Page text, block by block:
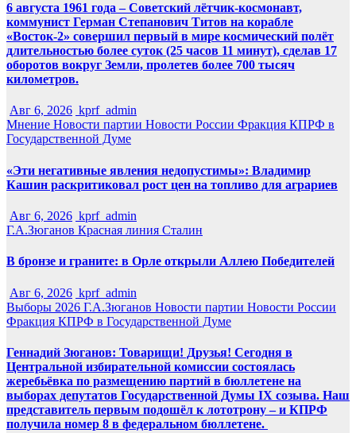
6 августа 1961 года – Советский лётчик-космонавт,
коммунист Герман Степанович Титов на корабле
«Восток-2» совершил первый в мире космический полёт
длительностью более суток (25 часов 11 минут), сделав 17
оборотов вокруг Земли, пролетев более 700 тысяч
километров.
Авг 6, 2026 kprf_admin
Мнение Новости партии Новости России Фракция КПРФ в
Государственной Думе
«Эти негативные явления недопустимы»: Владимир
Кашин раскритиковал рост цен на топливо для аграриев
Авг 6, 2026 kprf_admin
Г.А.Зюганов Красная линия Сталин
В бронзе и граните: в Орле открыли Аллею Победителей
Авг 6, 2026 kprf_admin
Выборы 2026 Г.А.Зюганов Новости партии Новости России
Фракция КПРФ в Государственной Думе
Геннадий Зюганов: Товарищи! Друзья! Сегодня в
Центральной избирательной комиссии состоялась
жеребьёвка по размещению партий в бюллетене на
выборах депутатов Государственной Думы IX созыва. Наш
представитель первым подошёл к лототрону – и КПРФ
получила номер 8 в федеральном бюллетене.